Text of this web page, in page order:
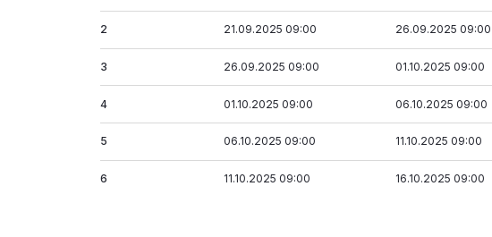
2 21.09.2025 09:00 26.09.2025 09:00
3 26.09.2025 09:00 01.10.2025 09:00
4 01.10.2025 09:00 06.10.2025 09:00
5 06.10.2025 09:00 11.10.2025 09:00
6 11.10.2025 09:00 16.10.2025 09:00